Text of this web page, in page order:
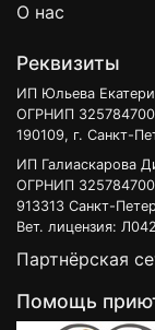
О нас
Реквизиты
ИП Юльева
ОГРНИП
190109, г. Санкт-
ИП Галиаскарова
ОГРНИП
913313 Санкт-
Вет. лицензия:
Партнёрская
Помощь